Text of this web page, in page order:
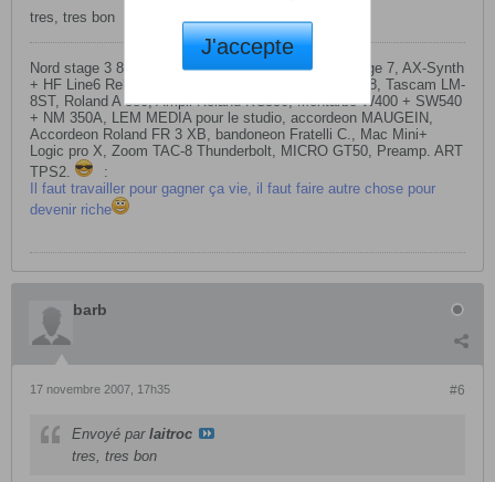
tres, tres bon
Nord stage 3 88, Nord Électro 5D 73, Yamaha Montage 7, AX-Synth
+ HF Line6 Relay G30 , Ventilator 2, Behringer Xair 18, Tascam LM-
8ST, Roland A 880, Ampli Roland KC550, Montarbo W400 + SW540
+ NM 350A, LEM MEDIA pour le studio, accordeon MAUGEIN,
Accordeon Roland FR 3 XB, bandoneon Fratelli C., Mac Mini+
Logic pro X, Zoom TAC-8 Thunderbolt, MICRO GT50, Preamp. ART
TPS2.
:
Il faut travailler pour gagner ça vie, il faut faire autre chose pour
devenir riche
barb
#6
17 novembre 2007, 17h35
Envoyé par laitroc
tres, tres bon
J'accepte